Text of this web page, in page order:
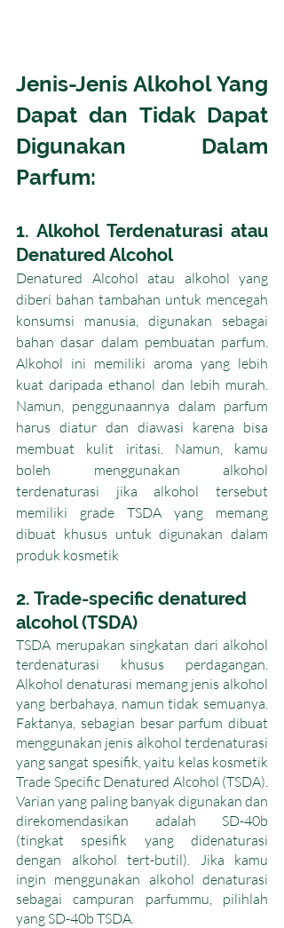
Jenis-Jenis Alkohol Yang
Dapat dan Tidak Dapat
Digunakan Dalam
Parfum:
1. Alkohol Terdenaturasi atau
Denatured Alcohol
Denatured Alcohol atau alkohol yang
diberi bahan tambahan untuk mencegah
konsumsi manusia, digunakan sebagai
bahan dasar dalam pembuatan parfum.
Alkohol ini memiliki aroma yang lebih
kuat daripada ethanol dan lebih murah.
Namun, penggunaannya dalam parfum
harus diatur dan diawasi karena bisa
membuat kulit iritasi. Namun, kamu
boleh menggunakan alkohol
terdenaturasi jika alkohol tersebut
memiliki grade TSDA yang memang
dibuat khusus untuk digunakan dalam
produk kosmetik
2. Trade-specific denatured
alcohol (TSDA)
TSDA merupakan singkatan dari alkohol
terdenaturasi khusus perdagangan.
Alkohol denaturasi memang jenis alkohol
yang berbahaya, namun tidak semuanya.
Faktanya, sebagian besar parfum dibuat
menggunakan jenis alkohol terdenaturasi
yang sangat spesifik, yaitu kelas kosmetik
Trade Specific Denatured Alcohol (TSDA).
Varian yang paling banyak digunakan dan
direkomendasikan adalah SD-40b
(tingkat spesifik yang didenaturasi
dengan alkohol tert-butil). Jika kamu
ingin menggunakan alkohol denaturasi
sebagai campuran parfummu, pilihlah
yang SD-40b TSDA.